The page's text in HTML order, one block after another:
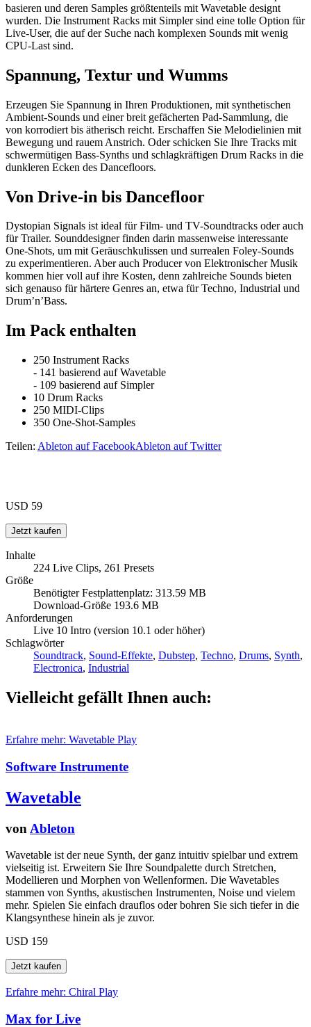
basieren und deren Samples größtenteils mit Wavetable designt
wurden. Die Instrument Racks mit Simpler sind eine tolle Option für
Live-User, die auf der Suche nach komplexen Sounds mit wenig
CPU-Last sind.
Spannung, Textur und Wumms
Erzeugen Sie Spannung in Ihren Produktionen, mit synthetischen
Ambient-Sounds und einer breit gefächerten Pad-Sammlung, die
von korrodiert bis ätherisch reicht. Erschaffen Sie Melodielinien mit
Bewegung und rauem Anstrich. Oder schicken Sie Ihre Tracks mit
schwermütigen Bass-Synths und schlagkräftigen Drum Racks in die
dunkleren Ecken des Dancefloors.
Von Drive-in bis Dancefloor
Dystopian Signals ist ideal für Film- und TV-Soundtracks oder auch
für Trailer. Sounddesigner finden darin massenweise interessante
One-Shots, um mit Geräuschkulissen und surrealen Foley-Sounds
zu experimentieren. Aber auch Producer von Elektronischer Musik
kommen hier voll auf ihre Kosten, denn zahlreiche Sounds bieten
sich genauso für härtere Genres an, etwa für Techno, Industrial und
Drum’n’Bass.
Im Pack enthalten
250 Instrument Racks
- 141 basierend auf Wavetable
- 109 basierend auf Simpler
10 Drum Racks
250 MIDI-Clips
350 One-Shot-Samples
Teilen: Ableton auf FacebookAbleton auf Twitter
USD 59
Inhalte
224 Live Clips, 261 Presets
Größe
Benötigter Festplattenplatz: 313.59 MB
Download-Größe 193.6 MB
Anforderungen
Live 10 Intro (version 10.1 oder höher)
Schlagwörter
Soundtrack, Sound-Effekte, Dubstep, Techno, Drums, Synth,
Electronica, Industrial
Vielleicht gefällt Ihnen auch:
Erfahre mehr: Wavetable Play
Software Instrumente
Wavetable
von Ableton
Wavetable ist der neue Synth, der ganz intuitiv spielbar und extrem
vielseitig ist. Erweitern Sie Ihre Soundpalette durch Stretchen,
Modellieren und Morphen von Wellenformen. Die Wavetables
stammen von Synths, akustischen Instrumenten, Noise und vielem
mehr. Spielen Sie einfach drauflos oder bohren Sie sich tiefer in die
Klangsynthese hinein als je zuvor.
USD 159
Erfahre mehr: Chiral Play
Max for Live